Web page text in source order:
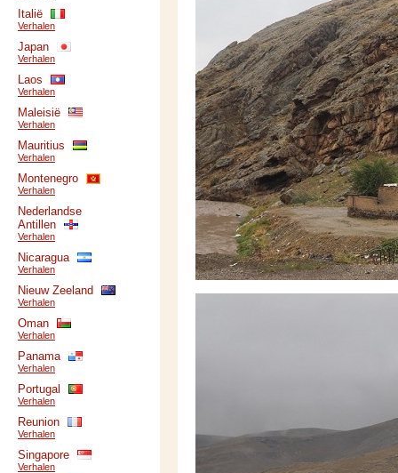
Italië
Verhalen
Japan
Verhalen
Laos
Verhalen
Maleisië
Verhalen
Mauritius
Verhalen
Montenegro
Verhalen
Nederlandse
Antillen
Verhalen
Nicaragua
Verhalen
Nieuw Zeeland
Verhalen
Oman
Verhalen
Panama
Verhalen
Portugal
Verhalen
Reunion
Verhalen
Singapore
Verhalen